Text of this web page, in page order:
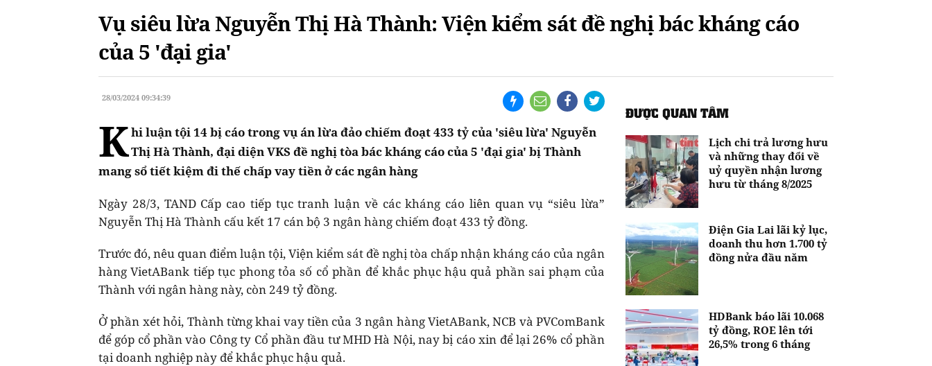
Vụ siêu lừa Nguyễn Thị Hà Thành: Viện kiểm sát đề nghị bác kháng cáo
của 5 'đại gia'
28/03/2024 09:34:39
Khi luận tội 14 bị cáo trong vụ án lừa đảo chiếm đoạt 433 tỷ của 'siêu lừa' Nguyễn
Thị Hà Thành, đại diện VKS đề nghị tòa bác kháng cáo của 5 'đại gia' bị Thành
mang sổ tiết kiệm đi thế chấp vay tiền ở các ngân hàng
Ngày 28/3, TAND Cấp cao tiếp tục tranh luận về các kháng cáo liên quan vụ “siêu lừa”
Nguyễn Thị Hà Thành cấu kết 17 cán bộ 3 ngân hàng chiếm đoạt 433 tỷ đồng.
Trước đó, nêu quan điểm luận tội, Viện kiểm sát đề nghị tòa chấp nhận kháng cáo của ngân
hàng VietABank tiếp tục phong tỏa số cổ phần để khắc phục hậu quả phần sai phạm của
Thành với ngân hàng này, còn 249 tỷ đồng.
Ở phần xét hỏi, Thành từng khai vay tiền của 3 ngân hàng VietABank, NCB và PVComBank
để góp cổ phần vào Công ty Cổ phần đầu tư MHD Hà Nội, nay bị cáo xin để lại 26% cổ phần
tại doanh nghiệp này để khắc phục hậu quả.
ĐƯỢC QUAN TÂM
Lịch chi trả lương hưu
và những thay đổi về
uỷ quyền nhận lương
hưu từ tháng 8/2025
Điện Gia Lai lãi kỷ lục,
doanh thu hơn 1.700 tỷ
đồng nửa đầu năm
HDBank báo lãi 10.068
tỷ đồng, ROE lên tới
26,5% trong 6 tháng